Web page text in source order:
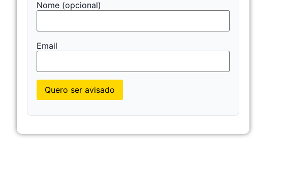
Nome (opcional)
Email
Quero ser avisado